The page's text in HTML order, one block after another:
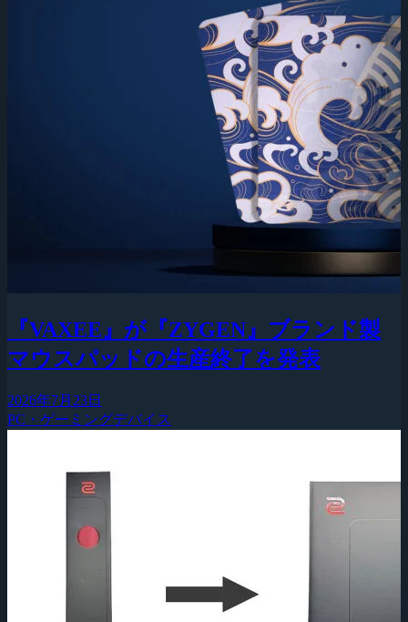
『VAXEE』が『ZYGEN』ブランド製
マウスパッドの生産終了を発表
2026年7月23日
PC・ゲーミングデバイス